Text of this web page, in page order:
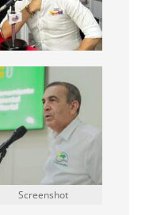
Screenshot